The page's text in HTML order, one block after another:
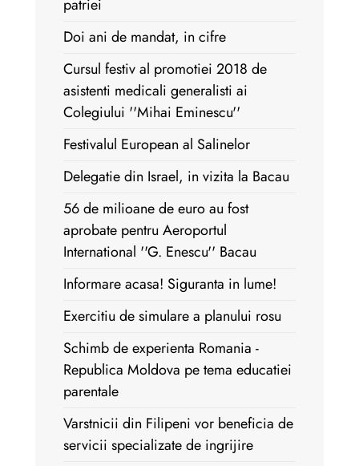
patriei
Doi ani de mandat, in cifre
Cursul festiv al promotiei 2018 de
asistenti medicali generalisti ai
Colegiului ''Mihai Eminescu''
Festivalul European al Salinelor
Delegatie din Israel, in vizita la Bacau
56 de milioane de euro au fost
aprobate pentru Aeroportul
International ''G. Enescu'' Bacau
Informare acasa! Siguranta in lume!
Exercitiu de simulare a planului rosu
Schimb de experienta Romania -
Republica Moldova pe tema educatiei
parentale
Varstnicii din Filipeni vor beneficia de
servicii specializate de ingrijire